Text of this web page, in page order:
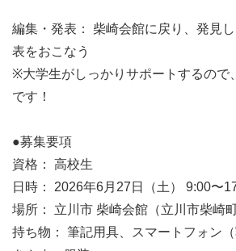
編集・発表： 柴崎会館に戻り、発見
表をおこなう
※大学生がしっかりサポートするので
です！
●募集要項
資格： 高校生
日時： 2026年6月27日（土） 9:00〜
場所： 立川市 柴崎会館（立川市柴崎町
持ち物： 筆記用具、スマートフォン